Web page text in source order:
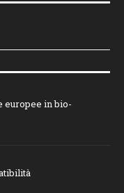
europee in bio-